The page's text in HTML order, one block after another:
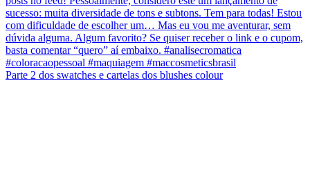
Parte 2 dos swatches e cartelas dos blushes colour